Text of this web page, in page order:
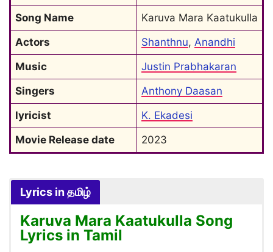
Song Name
Karuva Mara Kaatukulla
Actors
Shanthnu, Anandhi
Music
Justin Prabhakaran
Singers
Anthony Daasan
lyricist
K. Ekadesi
Movie Release date
2023
Lyrics in தமிழ்
Karuva Mara Kaatukulla Song
Lyrics in Tamil